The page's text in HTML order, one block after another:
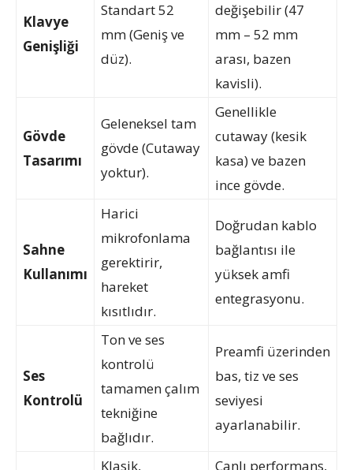
Klavye
Genişliği
Standart 52
mm (Geniş ve
düz).
değişebilir (47
mm – 52 mm
arası, bazen
kavisli).
Gövde
Tasarımı
Geleneksel tam
gövde (Cutaway
yoktur).
Genellikle
cutaway (kesik
kasa) ve bazen
ince gövde.
Sahne
Kullanımı
Harici
mikrofonlama
gerektirir,
hareket
kısıtlıdır.
Doğrudan kablo
bağlantısı ile
yüksek amfi
entegrasyonu.
Ses
Kontrolü
Ton ve ses
kontrolü
tamamen çalım
tekniğine
bağlıdır.
Preamfi üzerinden
bas, tiz ve ses
seviyesi
ayarlanabilir.
Klasik, Canlı performans,